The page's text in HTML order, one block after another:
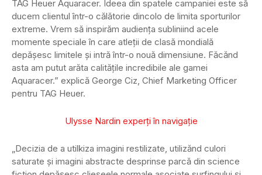
TAG Heuer Aquaracer. Ideea din spatele campaniei este să
ducem clientul într-o călătorie dincolo de limita sporturilor
extreme. Vrem să inspirăm audiența subliniind acele
momente speciale în care atleții de clasă mondială
depășesc limitele și intră într-o nouă dimensiune. Făcănd
asta am putut arăta calitățile incredibile ale gamei
Aquaracer.” explică George Ciz, Chief Marketing Officer
pentru TAG Heuer.
Ulysse Nardin experți în navigație
„Decizia de a utilkiza imagini restilizate, utilizănd culori
saturate și imagini abstracte desprinse parcă din science